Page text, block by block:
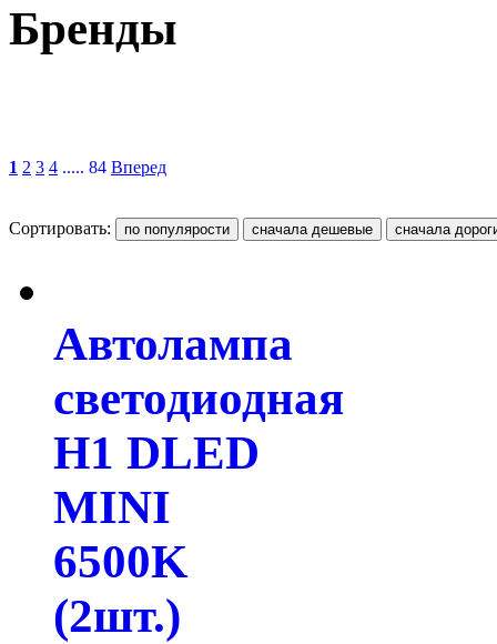
Бренды
1 2 3 4 ..... 84 Вперед
Сортировать:
Автолампа
светодиодная
H1 DLED
MINI
6500K
(2шт.)